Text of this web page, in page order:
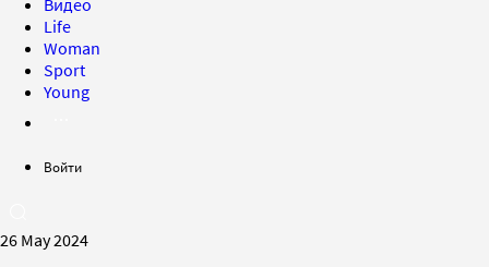
Видео
Life
Woman
Sport
Young
Войти
26 May 2024